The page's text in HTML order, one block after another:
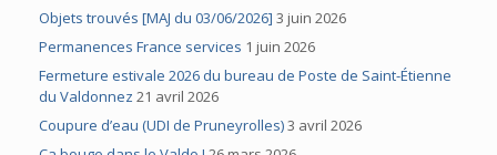
Objets trouvés [MAJ du 03/06/2026] 3 juin 2026
Permanences France services 1 juin 2026
Fermeture estivale 2026 du bureau de Poste de Saint-Étienne
du Valdonnez 21 avril 2026
Coupure d’eau (UDI de Pruneyrolles)3 avril 2026